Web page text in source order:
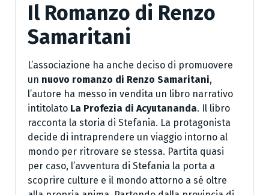
Il Romanzo di Renzo
Samaritani
L’associazione ha anche deciso di promuovere
un nuovo romanzo di Renzo Samaritani,
l’autore ha messo in vendita un libro narrativo
intitolato La Profezia di Acyutananda. Il libro
racconta la storia di Stefania. La protagonista
decide di intraprendere un viaggio intorno al
mondo per ritrovare se stessa. Partita quasi
per caso, l’avventura di Stefania la porta a
scoprire culture e il mondo attorno a sé oltre